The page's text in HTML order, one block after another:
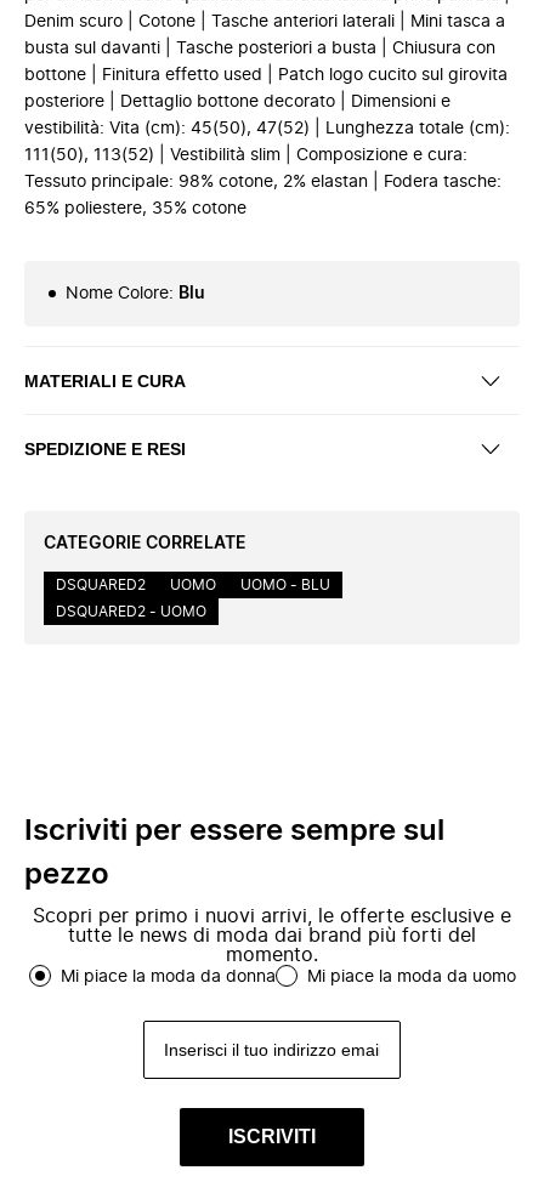
Denim scuro | Cotone | Tasche anteriori laterali | Mini tasca a
busta sul davanti | Tasche posteriori a busta | Chiusura con
bottone | Finitura effetto used | Patch logo cucito sul girovita
posteriore | Dettaglio bottone decorato | Dimensioni e
vestibilità: Vita (cm): 45(50), 47(52) | Lunghezza totale (cm):
111(50), 113(52) | Vestibilità slim | Composizione e cura:
Tessuto principale: 98% cotone, 2% elastan | Fodera tasche:
65% poliestere, 35% cotone
Nome Colore: Blu
MATERIALI E CURA
SPEDIZIONE E RESI
CATEGORIE CORRELATE
DSQUARED2 UOMO
UOMO - BLU
DSQUARED2 - UOMO
Iscriviti per essere sempre sul
pezzo
Scopri per primo i nuovi arrivi, le offerte esclusive e
tutte le news di moda dai brand più forti del
momento.
Mi piace la moda da donna Mi piace la moda da uomo
ISCRIVITI